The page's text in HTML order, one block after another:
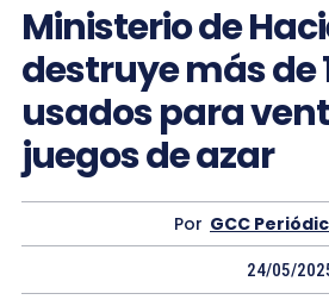
Ministerio de
destruye más de
usados para
juegos de azar
Por GCC
24/05/